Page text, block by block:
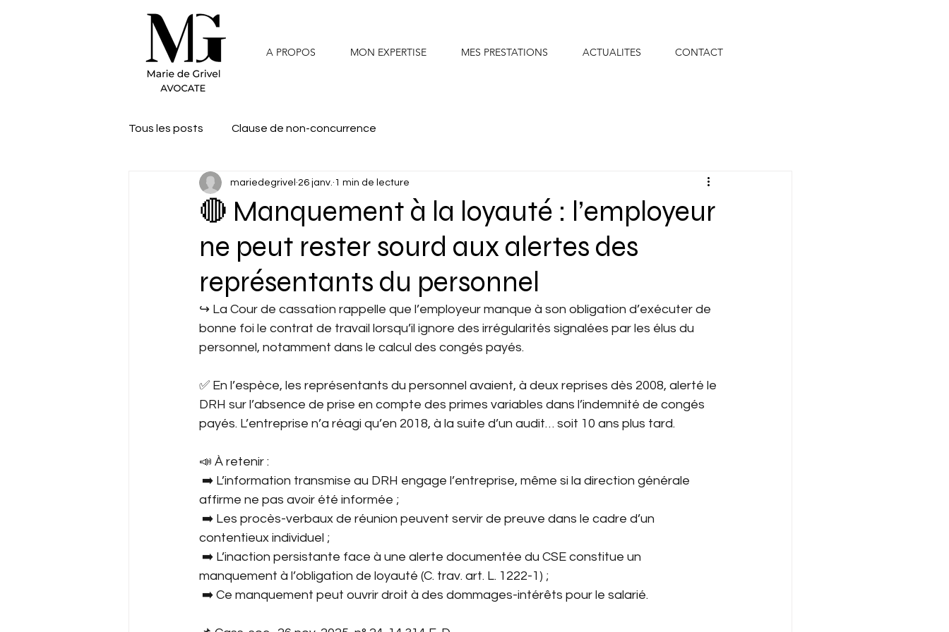
A PROPOS MON EXPERTISE MES PRESTATIONS ACTUALITES CONTACT
Tous les posts Clause de non-concurrence
🔴 Manquement à la loyauté : l’employeur
ne peut rester sourd aux alertes des
représentants du personnel
mariedegrivel 26 janv. 1 min de lecture
↪︎ La Cour de cassation rappelle que l’employeur manque à son obligation d’exécuter de
bonne foi le contrat de travail lorsqu’il ignore des irrégularités signalées par les élus du
personnel, notamment dans le calcul des congés payés.
✅ En l’espèce, les représentants du personnel avaient, à deux reprises dès 2008, alerté le
DRH sur l’absence de prise en compte des primes variables dans l’indemnité de congés
payés. L’entreprise n’a réagi qu’en 2018, à la suite d’un audit… soit 10 ans plus tard.
📣 À retenir :
➡️ L’information transmise au DRH engage l’entreprise, même si la direction générale
affirme ne pas avoir été informée ;
➡️ Les procès-verbaux de réunion peuvent servir de preuve dans le cadre d’un
contentieux individuel ;
➡️ L’inaction persistante face à une alerte documentée du CSE constitue un
manquement à l’obligation de loyauté (C. trav. art. L. 1222-1) ;
➡️ Ce manquement peut ouvrir droit à des dommages-intérêts pour le salarié.